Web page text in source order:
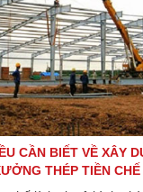
CẦN BIẾT VỀ XÂY
THÉP TIỀN CHẾ